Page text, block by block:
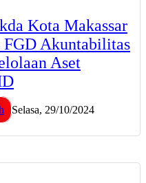
Kota Makassar
FGD Akuntabilitas
Aset
Selasa, 29/10/2024